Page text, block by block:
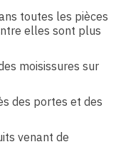
toutes les pièces
elles sont plus
moisissures sur
des portes et des
venant de